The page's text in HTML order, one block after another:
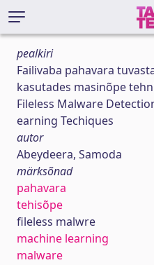
pealkiri
Failivaba pahavara
kasutades masinõpe
Fileless Malware
earning Techiques
autor
Abeydeera, Samoda
märksõnad
pahavara
tehisõpe
fileless malwre
machine learning
malware